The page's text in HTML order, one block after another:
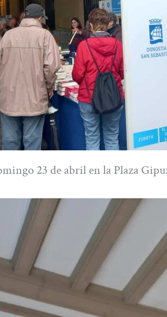
23 de abril en la Plaza